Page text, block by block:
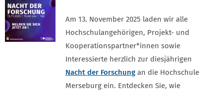
Am 13. November 2025 laden wir alle
Hochschulangehörigen, Projekt- und
Kooperationspartner*innen sowie
Interessierte herzlich zur diesjährigen
Nacht der Forschung an die Hochschule
Merseburg ein. Entdecken Sie, wie